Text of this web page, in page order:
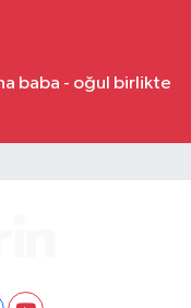
baba - oğul birlikte